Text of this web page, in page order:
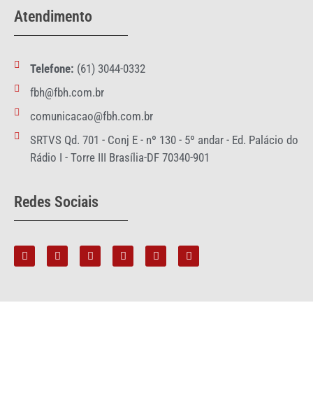
Atendimento
Telefone: (61) 3044-0332
fbh@fbh.com.br
comunicacao@fbh.com.br
SRTVS Qd. 701 - Conj E - nº 130 - 5º andar - Ed. Palácio do
Rádio I - Torre III Brasília-DF 70340-901
Redes Sociais